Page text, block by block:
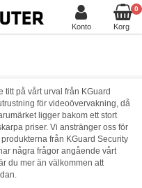
Konto
0
Korg
titt på vårt urval från KGuard
för videoövervakning, då
ligger bakom ett stort
priser. Vi anstränger oss för
från KGuard Security
några frågor angående vårt
du mer än välkommen att